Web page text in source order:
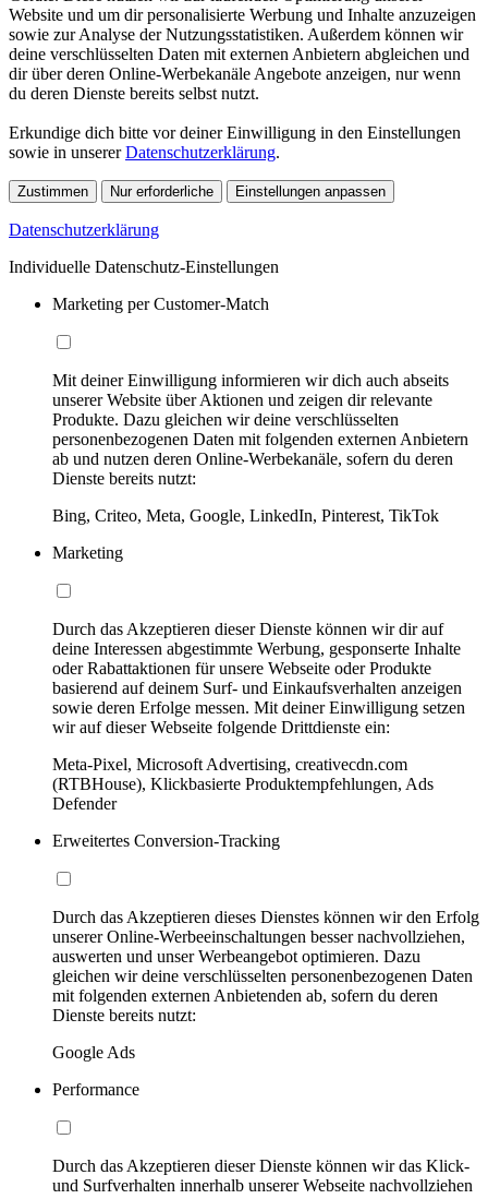
Website und um dir personalisierte Werbung und Inhalte anzuzeigen
sowie zur Analyse der Nutzungsstatistiken. Außerdem können wir
deine verschlüsselten Daten mit externen Anbietern abgleichen und
dir über deren Online-Werbekanäle Angebote anzeigen, nur wenn
du deren Dienste bereits selbst nutzt.
Erkundige dich bitte vor deiner Einwilligung in den Einstellungen
sowie in unsererDatenschutzerklärung.
Zustimmen Nur erforderliche Einstellungen anpassen
Datenschutzerklärung
Individuelle Datenschutz-Einstellungen
Marketing per Customer-Match
Mit deiner Einwilligung informieren wir dich auch abseits
unserer Website über Aktionen und zeigen dir relevante
Produkte. Dazu gleichen wir deine verschlüsselten
personenbezogenen Daten mit folgenden externen Anbietern
ab und nutzen deren Online-Werbekanäle, sofern du deren
Dienste bereits nutzt:
Bing, Criteo, Meta, Google, LinkedIn, Pinterest, TikTok
Marketing
Durch das Akzeptieren dieser Dienste können wir dir auf
deine Interessen abgestimmte Werbung, gesponserte Inhalte
oder Rabattaktionen für unsere Webseite oder Produkte
basierend auf deinem Surf- und Einkaufsverhalten anzeigen
sowie deren Erfolge messen. Mit deiner Einwilligung setzen
wir auf dieser Webseite folgende Drittdienste ein:
Meta-Pixel, Microsoft Advertising, creativecdn.com
(RTBHouse), Klickbasierte Produktempfehlungen, Ads
Defender
Erweitertes Conversion-Tracking
Durch das Akzeptieren dieses Dienstes können wir den Erfolg
unserer Online-Werbeeinschaltungen besser nachvollziehen,
auswerten und unser Werbeangebot optimieren. Dazu
gleichen wir deine verschlüsselten personenbezogenen Daten
mit folgenden externen Anbietenden ab, sofern du deren
Dienste bereits nutzt:
Google Ads
Performance
Durch das Akzeptieren dieser Dienste können wir das Klick-
und Surfverhalten innerhalb unserer Webseite nachvollziehen